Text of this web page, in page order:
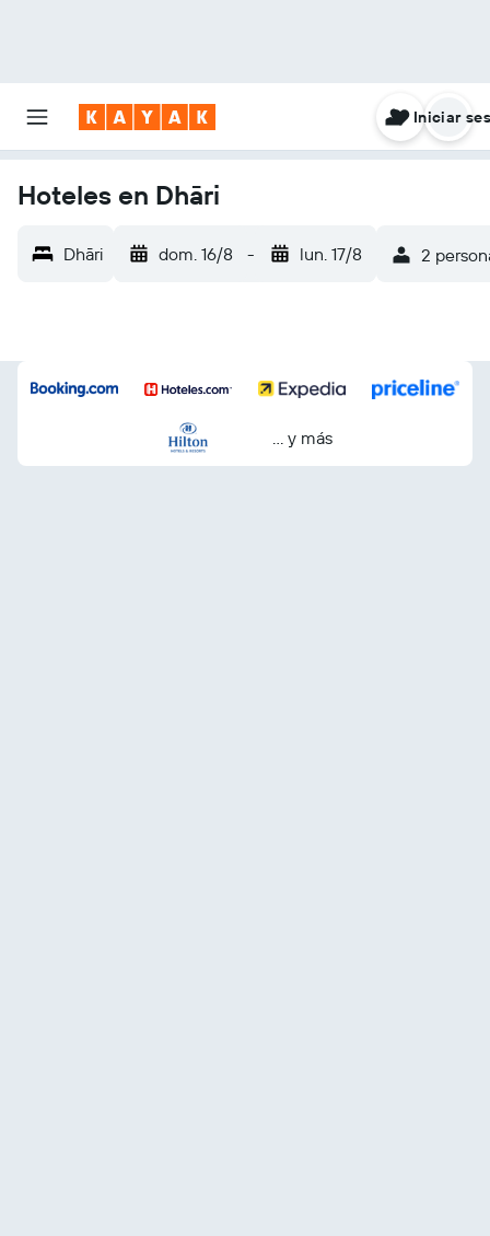
Iniciar
Hoteles en Dhāri
Dhāri dom. 16/8 - lun. 17/8 2
… y más